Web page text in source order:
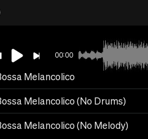
00:00
Melancolico
Melancolico (No Drums)
Melancolico (No Melody)